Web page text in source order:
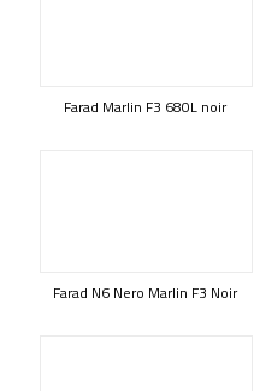
Farad Marlin F3 680L noir
Farad N6 Nero Marlin F3 Noir